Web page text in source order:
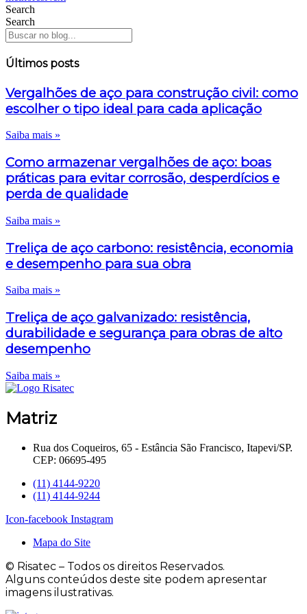
Search
Search
Últimos posts
Vergalhões de aço para construção civil: como
escolher o tipo ideal para cada aplicação
Saiba mais »
Como armazenar vergalhões de aço: boas
práticas para evitar corrosão, desperdícios e
perda de qualidade
Saiba mais »
Treliça de aço carbono: resistência, economia
e desempenho para sua obra
Saiba mais »
Treliça de aço galvanizado: resistência,
durabilidade e segurança para obras de alto
desempenho
Saiba mais »
Matriz
Rua dos Coqueiros, 65 - Estância São Francisco, Itapevi/SP.
CEP: 06695-495
(11) 4144-9220
(11) 4144-9244
Icon-facebook Instagram
Mapa do Site
© Risatec – Todos os direitos Reservados.
Alguns conteúdos deste site podem apresentar
imagens ilustrativas.